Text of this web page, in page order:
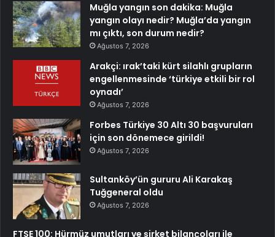
Muğla yangın son dakika: Muğla
yangın olayı nedir? Muğla’da yangın
mı çıktı, son durum nedir?
Ağustos 7, 2026
Arakçi: ırak’taki kürt silahlı grupların
engellenmesinde ‘türkiye etkili bir rol
oynadı’
Ağustos 7, 2026
Forbes Türkiye 30 Altı 30 başvuruları
için son dönemece girildi!
Ağustos 7, 2026
Sultanköy’ün gururu Ali Karakaş
Tuğgeneral oldu
Ağustos 7, 2026
FTSE 100: Hürmüz umutları ve şirket bilançoları ile